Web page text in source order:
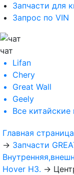
Запчасти для
Запрос по VIN
чат
Lifan
Chery
Great Wall
Geely
Все
Главная страница
→ Запчасти
Hover H3. →